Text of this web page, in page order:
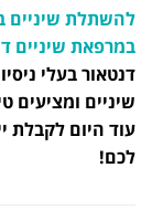
להשתלת שיניים
במרפאת שיניים
דנטאור בעלי
שיניים ומציעים
עוד היום לקבלת
לכם!